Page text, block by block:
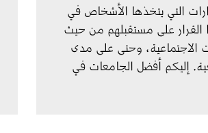
التي يتخذها الأشخاص في
القرار على مستقبلهم من حيث
الاجتماعية، وحتى على مدى
إليكم أفضل الجامعات في